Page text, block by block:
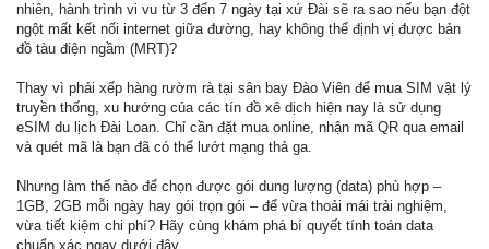
nhiên, hành trình vi vu từ 3 đến 7 ngày tại xứ Đài sẽ ra sao nếu bạn đột
ngột mất kết nối internet giữa đường, hay không thể định vị được bản
đồ tàu điện ngầm (MRT)?
Thay vì phải xếp hàng rườm rà tại sân bay Đào Viên để mua SIM vật lý
truyền thống, xu hướng của các tín đồ xê dịch hiện nay là sử dụng
eSIM du lịch Đài Loan. Chỉ cần đặt mua online, nhận mã QR qua email
và quét mã là bạn đã có thể lướt mạng thả ga.
Nhưng làm thế nào để chọn được gói dung lượng (data) phù hợp –
1GB, 2GB mỗi ngày hay gói trọn gói – để vừa thoải mái trải nghiệm,
vừa tiết kiệm chi phí? Hãy cùng khám phá bí quyết tính toán data
chuẩn xác ngay dưới đây.